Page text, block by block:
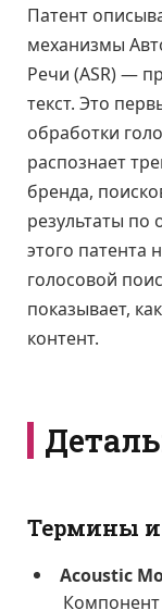
Патент
механизмы
Речи (ASR) —
текст. Это
обработки
распознает
бренда,
результаты
этого патента
голосовой
показывает,
контент.
Термины и
Acoustic
Компонент